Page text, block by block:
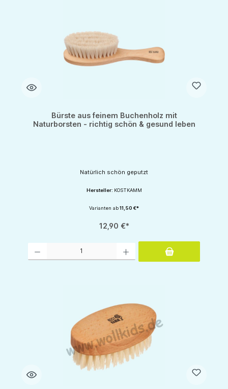
Bürste aus feinem Buchenholz mit
Naturborsten - richtig schön & gesund leben
Natürlich schön geputzt
Hersteller: KOSTKAMM
Varianten ab11,50 €*
12,90 €*